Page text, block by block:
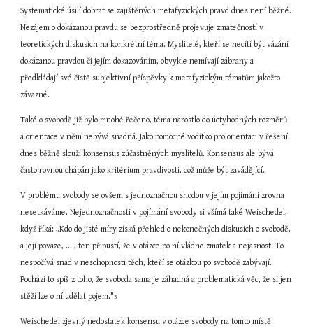
Systematické úsilí dobrat se zajištěných metafyzických pravd dnes není běžné.
Nezájem o dokázanou pravdu se bezprostředně projevuje zmatečností v
teoretických diskusích na konkrétní téma. Myslitelé, kteří se necítí být vázáni
dokázanou pravdou či jejím dokazováním, obvykle nemívají zábrany a
předkládají své čistě subjektivní příspěvky k metafyzickým tématům jakožto
závazné.
Také o svobodě již bylo mnohé řečeno, téma narostlo do úctyhodných rozměrů
a orientace v něm nebývá snadná. Jako pomocné vodítko pro orientaci v řešení
dnes běžně slouží konsensus zúčastněných myslitelů. Konsensus ale bývá
často rovnou chápán jako kritérium pravdivosti, což může být zavádějící.
V problému svobody se ovšem s jednoznačnou shodou v jejím pojímání zrovna
nesetkáváme. Nejednoznačnosti v pojímání svobody si všímá také Weischedel,
když říká: „Kdo do jisté míry získá přehled o nekonečných diskusích o svobodě,
a její povaze, ... , ten připustí, že v otázce po ní vládne zmatek a nejasnost. To
nespočívá snad v neschopnosti těch, kteří se otázkou po svobodě zabývají.
Pochází to spíš z toho, že svoboda sama je záhadná a problematická věc, že si jen
stěží lze o ní udělat pojem."5
Weischedel zjevný nedostatek konsensu v otázce svobody na tomto místě